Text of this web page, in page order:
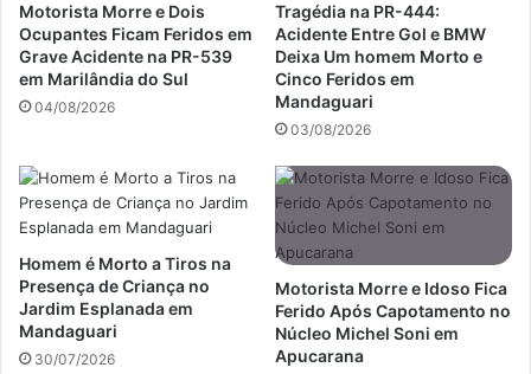
Motorista Morre e Dois
Ocupantes Ficam Feridos em
Grave Acidente na PR-539
em Marilândia do Sul
04/08/2026
Tragédia na PR-444:
Acidente Entre Gol e BMW
Deixa Um homem Morto e
Cinco Feridos em
Mandaguari
03/08/2026
Homem é Morto a Tiros na
Presença de Criança no
Jardim Esplanada em
Mandaguari
30/07/2026
Motorista Morre e Idoso Fica
Ferido Após Capotamento no
Núcleo Michel Soni em
Apucarana